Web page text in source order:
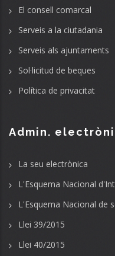
El consell comarcal
Serveis a la ciutadania
Serveis als ajuntaments
Sol·licitud de beques
Política de privacitat
Admin.
La seu electrònica
L'Esquema Nacional
L'Esquema Nacional de
Llei 39/2015
Llei 40/2015